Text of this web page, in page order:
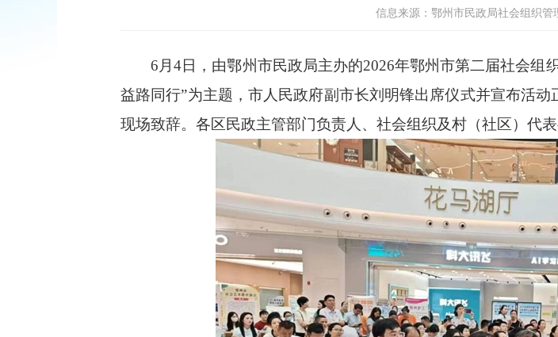
信息来源：鄂州市民政局社会组织管
6月4日，由鄂州市民政局主办的2026年鄂州市第二届社会组
益路同行”为主题，市人民政府副市长刘明锋出席仪式并宣布活
现场致辞。各区民政主管部门负责人、社会组织及村（社区）代